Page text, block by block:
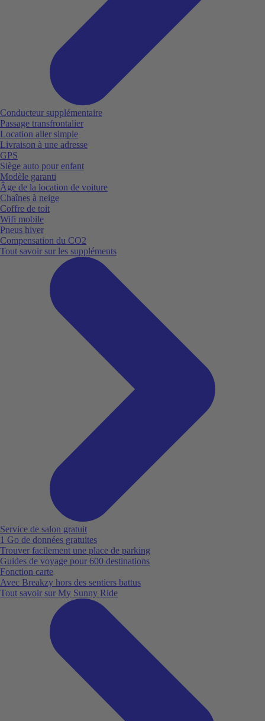
Conducteur supplémentaire
Passage transfrontalier
Location aller simple
Livraison à une adresse
GPS
Siège auto pour enfant
Modèle garanti
Âge de la location de voiture
Chaînes à neige
Coffre de toit
Wifi mobile
Pneus hiver
Compensation du CO2
Tout savoir sur les suppléments
Service de salon gratuit
1 Go de données gratuites
Trouver facilement une place de parking
Guides de voyage pour 600 destinations
Fonction carte
Avec Breakzy hors des sentiers battus
Tout savoir sur My Sunny Ride